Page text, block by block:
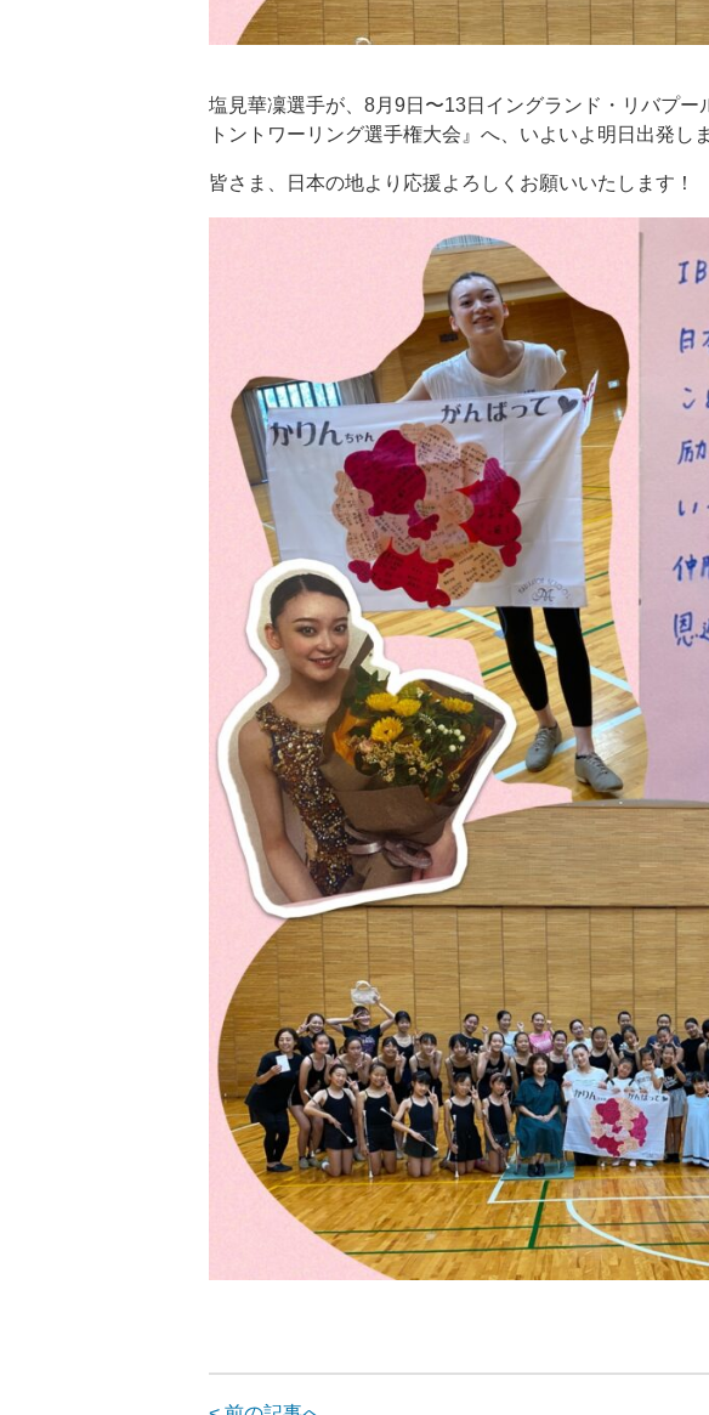
塩見華凜選手が、 8月 9日〜13日イングランド・リバプー
トントワーリング選手権大会』へ、いよいよ明日出発し
皆さま、日本の地より応援よろしくお願いいたします！